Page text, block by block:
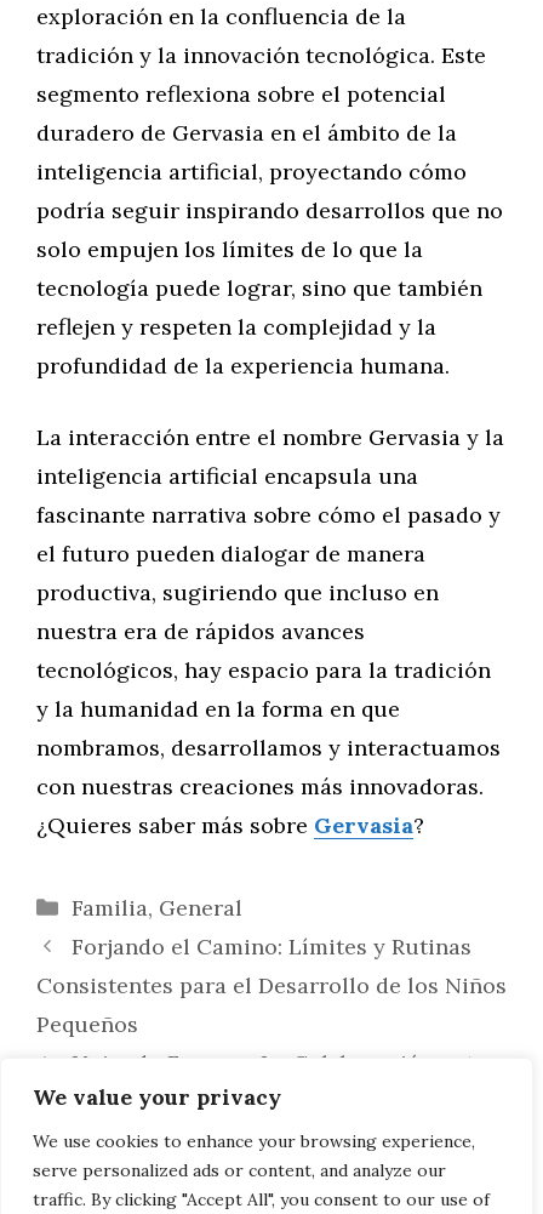
We value your privacy
We use cookies to enhance your browsing experience,
serve personalized ads or content, and analyze our
traffic. By clicking "Accept All", you consent to our use of
exploración en la confluencia de la
tradición y la innovación tecnológica. Este
segmento reflexiona sobre el potencial
duradero de Gervasia en el ámbito de la
inteligencia artificial, proyectando cómo
podría seguir inspirando desarrollos que no
solo empujen los límites de lo que la
tecnología puede lograr, sino que también
reflejen y respeten la complejidad y la
profundidad de la experiencia humana.
La interacción entre el nombre Gervasia y la
inteligencia artificial encapsula una
fascinante narrativa sobre cómo el pasado y
el futuro pueden dialogar de manera
productiva, sugiriendo que incluso en
nuestra era de rápidos avances
tecnológicos, hay espacio para la tradición
y la humanidad en la forma en que
nombramos, desarrollamos y interactuamos
con nuestras creaciones más innovadoras.
¿Quieres saber más sobre Gervasia?
Categorías
Familia, General
Forjando el Camino: Límites y Rutinas
Consistentes para el Desarrollo de los Niños
Pequeños
Uniendo Fuerzas: La Colaboración entre
Lightning Motorcycles y Empresas de
Movilidad Eléctrica para Impulsar la
Innovación y el Crecimiento Conjunto